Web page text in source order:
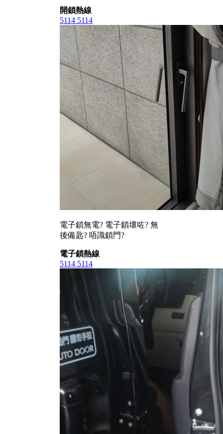
開鎖熱線
5114 5114
電子鎖無電? 電子鎖壞咗? 無
後備匙? 唔識鎖門?
電子鎖熱線
5114 5114